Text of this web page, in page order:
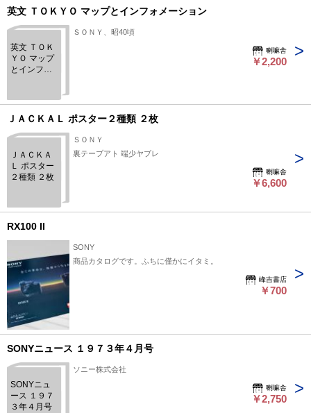
英文 ＴＯＫＹＯ マップとインフォメーション
英文 ＴＯＫ
ＹＯ マップ
とインフォ
ＳＯＮＹ、昭40頃
喇嘛舎
￥2,200
ＪＡＣＫＡＬ ポスター２種類 ２枚
ＪＡＣＫＡ
Ｌ ポスター
２種類 ２枚
ＳＯＮＹ
裏テープアト 端少ヤブレ
喇嘛舎
￥6,600
RX100 II
SONY
商品カタログです。ふちに僅かにイタミ。
峰吉書店
￥700
SONYニュース １９７３年４月号
SONYニュ
ース １９７
３年４月号
ソニー株式会社
喇嘛舎
￥2,750